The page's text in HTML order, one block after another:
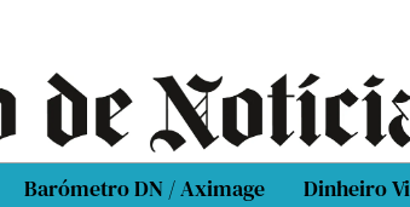
Barómetro DN / Aximage Dinheiro